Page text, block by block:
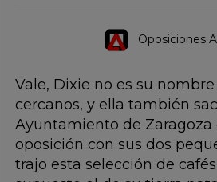
Oposiciones
Vale, Dixie no es su
cercanos, y ella también
Ayuntamiento de
oposición con sus dos
trajo esta selección de